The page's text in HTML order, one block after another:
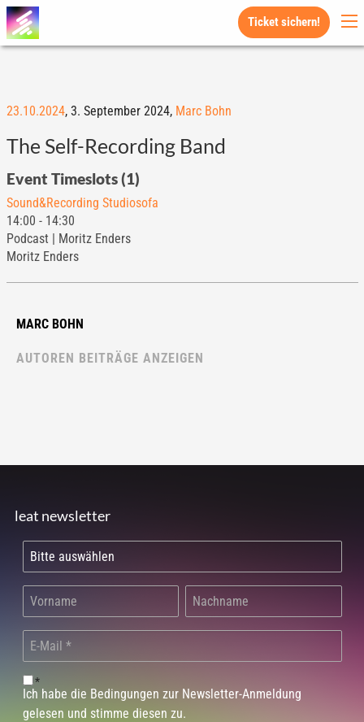
Ticket sichern!
23.10.2024, 3. September 2024, Marc Bohn
The Self-Recording Band
Event Timeslots (1)
Sound&Recording Studiosofa
14:00 - 14:30
Podcast | Moritz Enders
Moritz Enders
MARC BOHN
AUTOREN BEITRÄGE ANZEIGEN
leat newsletter
*
Ich habe die Bedingungen zur Newsletter-Anmeldung
gelesen und stimme diesen zu.